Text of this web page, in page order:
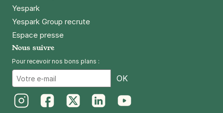
Yespark
Yespark Group recrute
Espace presse
Nous suivre
Pour recevoir nos bons plans :
OK